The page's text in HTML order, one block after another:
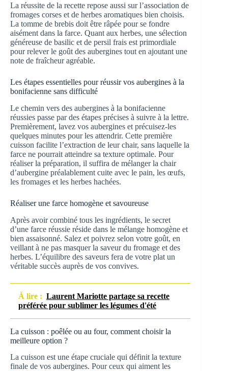
La réussite de la recette repose aussi sur l’association de
fromages corses et de herbes aromatiques bien choisis.
La tomme de brebis doit être râpée pour se fondre
aisément dans la farce. Quant aux herbes, une sélection
généreuse de basilic et de persil frais est primordiale
pour relever le goût des aubergines tout en ajoutant une
note de fraîcheur agréable.
Les étapes essentielles pour réussir vos aubergines à la
bonifacienne sans difficulté
Le chemin vers des aubergines à la bonifacienne
réussies passe par des étapes précises à suivre à la lettre.
Premièrement, lavez vos aubergines et précuisez-les
quelques minutes pour les attendrir. Cette première
cuisson facilite l’extraction de leur chair, sans laquelle la
farce ne pourrait atteindre sa texture optimale. Pour
réaliser la préparation, il suffira de mélanger la chair
d’aubergine préalablement cuite avec le pain, les œufs,
les fromages et les herbes hachées.
Réaliser une farce homogène et savoureuse
Après avoir combiné tous les ingrédients, le secret
d’une farce réussie réside dans le mélange homogène et
bien assaisonné. Salez et poivrez selon votre goût, en
veillant à ne pas masquer la saveur du fromage et des
herbes. L’équilibre des saveurs fera de votre plat un
véritable succès auprès de vos convives.
À lire : Laurent Mariotte partage sa recette
préférée pour sublimer les légumes d'été
La cuisson : poêlée ou au four, comment choisir la
meilleure option ?
La cuisson est une étape cruciale qui définit la texture
finale de vos aubergines. Pour ceux qui aiment les